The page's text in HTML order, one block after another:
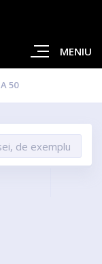
MENIU
50